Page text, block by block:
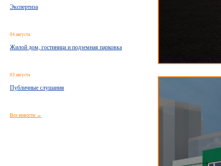
Экспертиза
04 августа
Жилой дом, гостиница и подземная парковка
03 августа
Публичные слушания
Все новости →